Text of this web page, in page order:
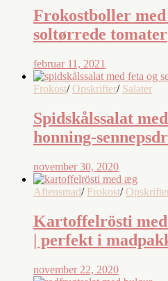
Frokostboller
soltørrede tomater
februar 11, 2021
Frokost/ Opskrifter/ Salater
Spidskålssalat
honning-
november 30, 2020
Aftensmad/ Frokost/
Kartoffelrösti med
| perfekt i
november 22, 2020